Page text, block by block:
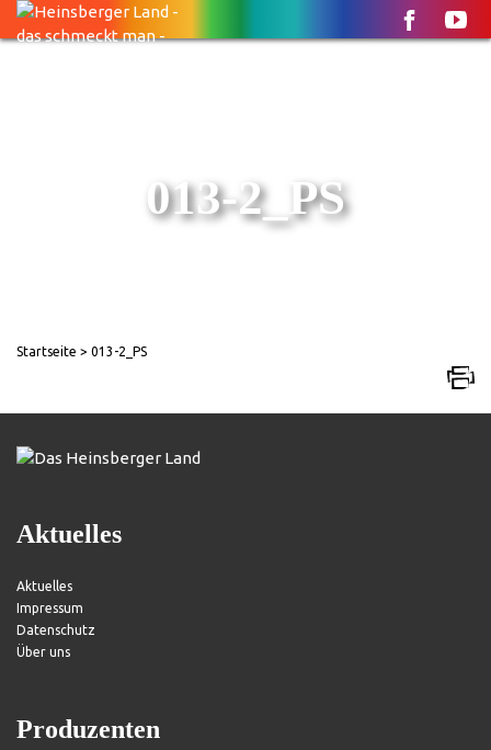
013-2_PS
Startseite > 013-2_PS
Aktuelles
Aktuelles
Impressum
Datenschutz
Über uns
Produzenten